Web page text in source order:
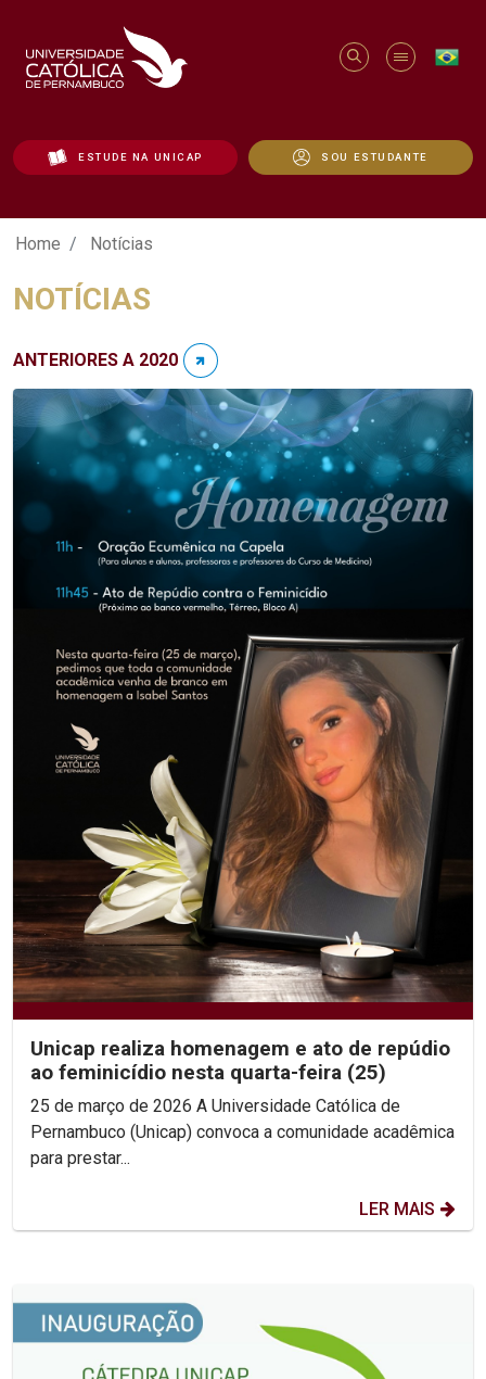
ESTUDE NA UNICAP SOU ESTUDANTE
Notícias - Unicap
Home Notícias
NOTÍCIAS
ANTERIORES A 2020
Unicap realiza homenagem e ato de repúdio
ao feminicídio nesta quarta-feira (25)
25 de março de 2026 A Universidade Católica de
Pernambuco (Unicap) convoca a comunidade acadêmica
para prestar...
LER MAIS